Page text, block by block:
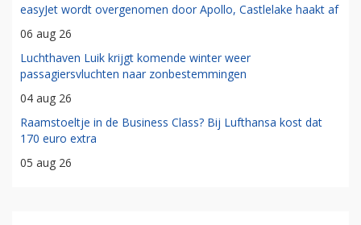
easyJet wordt overgenomen door Apollo, Castlelake haakt af
06 aug 26
Luchthaven Luik krijgt komende winter weer
passagiersvluchten naar zonbestemmingen
04 aug 26
Raamstoeltje in de Business Class? Bij Lufthansa kost dat
170 euro extra
05 aug 26